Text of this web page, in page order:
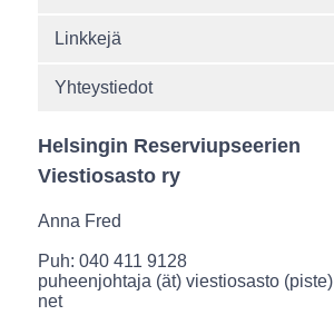
Linkkejä
Yhteystiedot
Helsingin Reserviupseerien
Viestiosasto ry
Anna Fred
Puh: 040 411 9128
puheenjohtaja (ät) viestiosasto (piste)
net